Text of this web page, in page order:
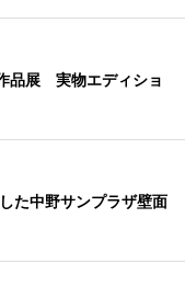
品展 実物エディショ
た中野サンプラザ壁面